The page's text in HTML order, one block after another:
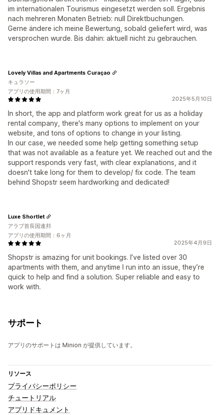
im internationalen Tourismus eingesetzt werden soll. Ergebnis
nach mehreren Monaten Betrieb: null Direktbuchungen.
Gerne ändere ich meine Bewertung, sobald geliefert wird, was
versprochen wurde. Bis dahin: aktuell nicht zu gebrauchen.
2025年5月10日
In short, the app and platform work great for us as a holiday
rental company, there's many options to implement on your
website, and tons of options to change in your listing.
In our case, we needed some help getting something setup
that was not available as a feature yet. We reached out and the
support responds very fast, with clear explanations, and it
doesn't take long for them to develop/ fix code. The team
behind Shopstr seem hardworking and dedicated!
Lovely Villas and Apartments Curaçao
キュラソー
アプリの使用期間：7ヶ月
2025年4月9日
Shopstr is amazing for unit bookings. I’ve listed over 30
apartments with them, and anytime I run into an issue, they’re
quick to help and find a solution. Super reliable and easy to
work with.
Luxe Shortlet
アラブ首長国連邦
アプリの使用期間：6ヶ月
サポート
アプリのサポートは Minion が提供しています。
リソース
プライバシーポリシー
チュートリアル
アプリドキュメント